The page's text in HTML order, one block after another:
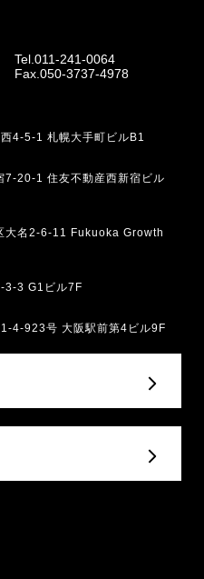
Tel. 011-241-0064
Fax.050-3737-4978
4-5-1 札幌大手町ビルB1
20-1 住友不動産西新宿ビル
名2-6-11 Fukuoka Growth
3 G1ビル7F
4-923号 大阪駅前第4ビル9F